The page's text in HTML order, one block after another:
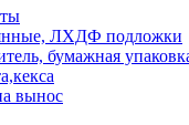
ЛХДФ подложки
бумажная
вынос